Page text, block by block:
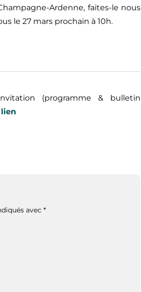
Ardenne, faites-le nous
le 27 mars prochain à 10h.
(programme & bulletin
avec *